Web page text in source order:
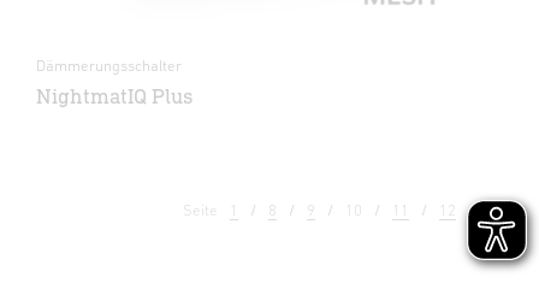
Dämmerungsschalter
NightmatIQ Plus
Seite 1 8 9 10 11 12 13